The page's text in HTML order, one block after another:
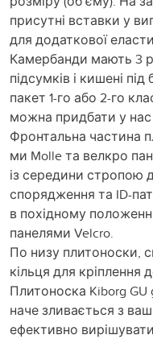
присутні вставки у
для додаткової
Камербанди мають 3
підсумків і кишені
пакет 1-го або 2-го
можна придбати у
Фронтальна частина
ми Molle та велкро
із середини стропою
спорядження та ID-
в похідному
панелями Velcro.
По низу плитоноски,
кільця для
Плитоноска Kiborg
наче зливається з
ефективно